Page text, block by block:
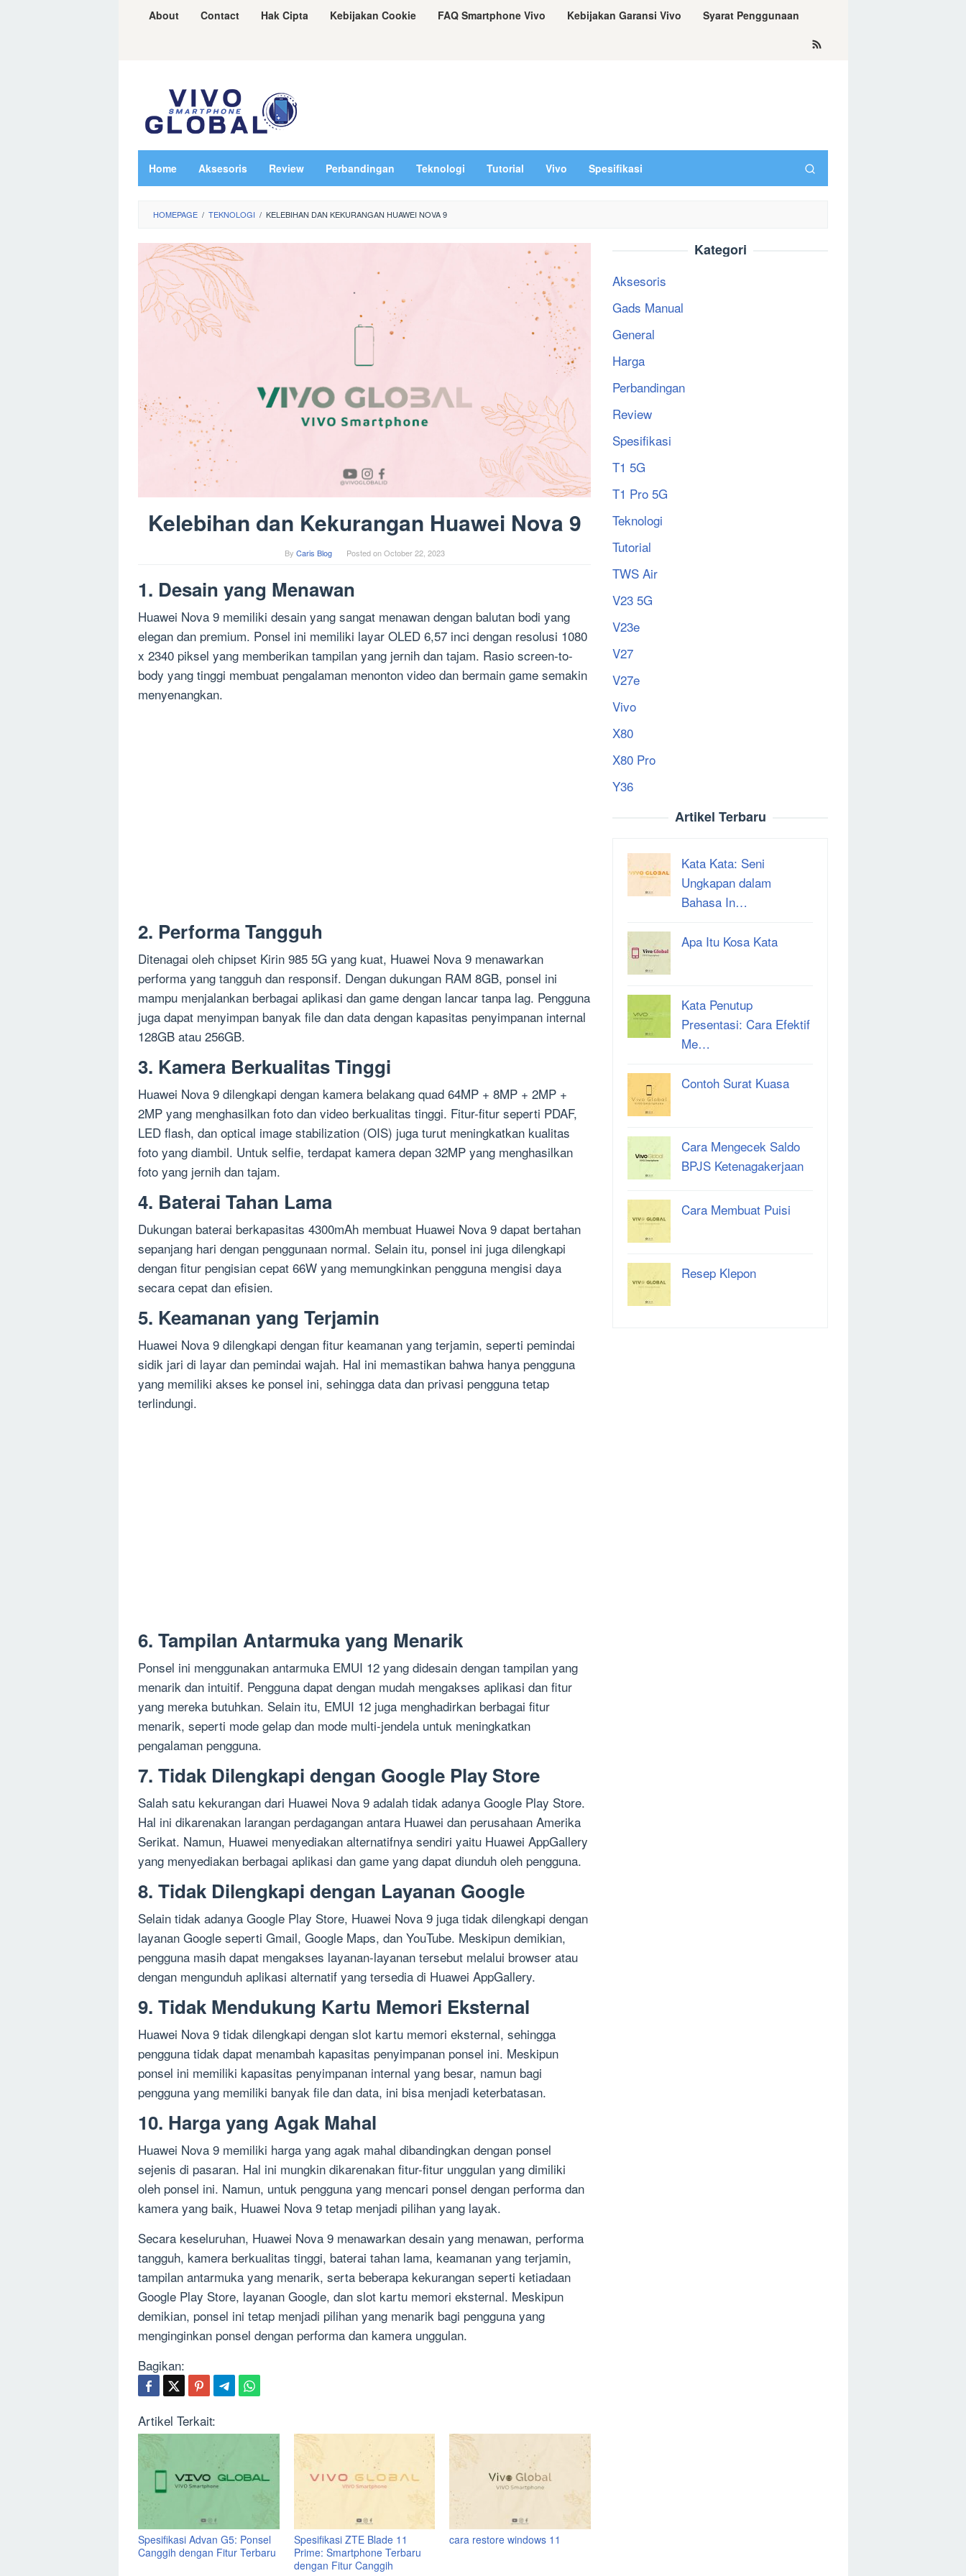
About Contact Hak Cipta Kebijakan Cookie FAQ Smartphone Vivo Kebijakan Garansi Vivo Syarat Penggunaan
Home Aksesoris Review Perbandingan Teknologi Tutorial Vivo Spesifikasi
HOMEPAGE / TEKNOLOGI / KELEBIHAN DAN KEKURANGAN HUAWEI NOVA 9
Kelebihan dan Kekurangan Huawei Nova 9
By Caris Blog Posted onOctober 22, 2023
1. Desain yang Menawan
Huawei Nova 9 memiliki desain yang sangat menawan dengan balutan bodi yang
elegan dan premium. Ponsel ini memiliki layar OLED 6,57 inci dengan resolusi 1080
x 2340 piksel yang memberikan tampilan yang jernih dan tajam. Rasio screen-to-
body yang tinggi membuat pengalaman menonton video dan bermain game semakin
menyenangkan.
2. Performa Tangguh
Ditenagai oleh chipset Kirin 985 5G yang kuat, Huawei Nova 9 menawarkan
performa yang tangguh dan responsif. Dengan dukungan RAM 8GB, ponsel ini
mampu menjalankan berbagai aplikasi dan game dengan lancar tanpa lag. Pengguna
juga dapat menyimpan banyak file dan data dengan kapasitas penyimpanan internal
128GB atau 256GB.
3. Kamera Berkualitas Tinggi
Huawei Nova 9 dilengkapi dengan kamera belakang quad 64MP + 8MP + 2MP +
2MP yang menghasilkan foto dan video berkualitas tinggi. Fitur-fitur seperti PDAF,
LED flash, dan optical image stabilization (OIS) juga turut meningkatkan kualitas
foto yang diambil. Untuk selfie, terdapat kamera depan 32MP yang menghasilkan
foto yang jernih dan tajam.
4. Baterai Tahan Lama
Dukungan baterai berkapasitas 4300mAh membuat Huawei Nova 9 dapat bertahan
sepanjang hari dengan penggunaan normal. Selain itu, ponsel ini juga dilengkapi
dengan fitur pengisian cepat 66W yang memungkinkan pengguna mengisi daya
secara cepat dan efisien.
5. Keamanan yang Terjamin
Huawei Nova 9 dilengkapi dengan fitur keamanan yang terjamin, seperti pemindai
sidik jari di layar dan pemindai wajah. Hal ini memastikan bahwa hanya pengguna
yang memiliki akses ke ponsel ini, sehingga data dan privasi pengguna tetap
terlindungi.
6. Tampilan Antarmuka yang Menarik
Ponsel ini menggunakan antarmuka EMUI 12 yang didesain dengan tampilan yang
menarik dan intuitif. Pengguna dapat dengan mudah mengakses aplikasi dan fitur
yang mereka butuhkan. Selain itu, EMUI 12 juga menghadirkan berbagai fitur
menarik, seperti mode gelap dan mode multi-jendela untuk meningkatkan
pengalaman pengguna.
7. Tidak Dilengkapi dengan Google Play Store
Salah satu kekurangan dari Huawei Nova 9 adalah tidak adanya Google Play Store.
Hal ini dikarenakan larangan perdagangan antara Huawei dan perusahaan Amerika
Serikat. Namun, Huawei menyediakan alternatifnya sendiri yaitu Huawei AppGallery
yang menyediakan berbagai aplikasi dan game yang dapat diunduh oleh pengguna.
8. Tidak Dilengkapi dengan Layanan Google
Selain tidak adanya Google Play Store, Huawei Nova 9 juga tidak dilengkapi dengan
layanan Google seperti Gmail, Google Maps, dan YouTube. Meskipun demikian,
pengguna masih dapat mengakses layanan-layanan tersebut melalui browser atau
dengan mengunduh aplikasi alternatif yang tersedia di Huawei AppGallery.
9. Tidak Mendukung Kartu Memori Eksternal
Huawei Nova 9 tidak dilengkapi dengan slot kartu memori eksternal, sehingga
pengguna tidak dapat menambah kapasitas penyimpanan ponsel ini. Meskipun
ponsel ini memiliki kapasitas penyimpanan internal yang besar, namun bagi
pengguna yang memiliki banyak file dan data, ini bisa menjadi keterbatasan.
10. Harga yang Agak Mahal
Huawei Nova 9 memiliki harga yang agak mahal dibandingkan dengan ponsel
sejenis di pasaran. Hal ini mungkin dikarenakan fitur-fitur unggulan yang dimiliki
oleh ponsel ini. Namun, untuk pengguna yang mencari ponsel dengan performa dan
kamera yang baik, Huawei Nova 9 tetap menjadi pilihan yang layak.
Secara keseluruhan, Huawei Nova 9 menawarkan desain yang menawan, performa
tangguh, kamera berkualitas tinggi, baterai tahan lama, keamanan yang terjamin,
tampilan antarmuka yang menarik, serta beberapa kekurangan seperti ketiadaan
Google Play Store, layanan Google, dan slot kartu memori eksternal. Meskipun
demikian, ponsel ini tetap menjadi pilihan yang menarik bagi pengguna yang
menginginkan ponsel dengan performa dan kamera unggulan.
Bagikan:
Artikel Terkait:
Spesifikasi Advan G5: Ponsel
Canggih dengan Fitur Terbaru
Spesifikasi ZTE Blade 11
Prime: Smartphone Terbaru
dengan Fitur Canggih
cara restore windows 11
Kategori
Aksesoris
Gads Manual
General
Harga
Perbandingan
Review
Spesifikasi
T1 5G
T1 Pro 5G
Teknologi
Tutorial
TWS Air
V23 5G
V23e
V27
V27e
Vivo
X80
X80 Pro
Y36
Artikel Terbaru
Kata Kata: Seni
Ungkapan dalam
Bahasa In…
Apa Itu Kosa Kata
Kata Penutup
Presentasi: Cara Efektif
Me…
Contoh Surat Kuasa
Cara Mengecek Saldo
BPJS Ketenagakerjaan
Cara Membuat Puisi
Resep Klepon